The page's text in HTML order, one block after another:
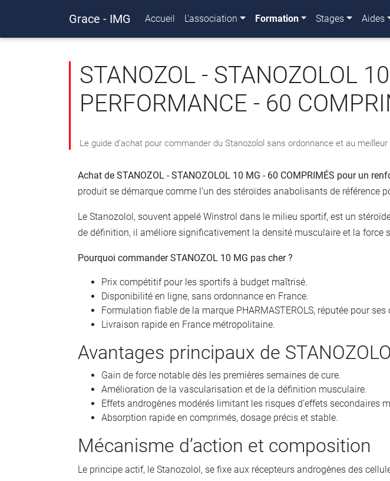
Grace - IMG Accueil L'association Formation Stages Aides
STANOZOL - STANOZOLOL
PERFORMANCE - 60
Le guide d’achat pour commander du Stanozolol sans ordonnance et au meilleur
Achat de STANOZOL - STANOZOLOL 10 MG - 60 COMPRIMÉS pour un
produit se démarque comme l’un des stéroïdes anabolisants de référence
Le Stanozolol, souvent appelé Winstrol dans le milieu sportif, est un
de définition, il améliore significativement la densité musculaire et la force
Pourquoi commander STANOZOL 10 MG pas cher ?
Prix compétitif pour les sportifs à budget maîtrisé.
Disponibilité en ligne, sans ordonnance en France.
Formulation fiable de la marque PHARMASTEROLS, réputée pour
Livraison rapide en France métropolitaine.
Avantages principaux de
Gain de force notable dès les premières semaines de cure.
Amélioration de la vascularisation et de la définition musculaire.
Effets androgènes modérés limitant les risques d’effets secondaires
Absorption rapide en comprimés, dosage précis et stable.
Mécanisme d’action et composition
Le principe actif, le Stanozolol, se fixe aux récepteurs androgènes des